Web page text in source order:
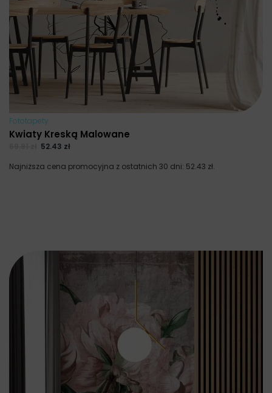
Fototapety
Kwiaty Kreską Malowane
52.43 zł
Najniższa cena promocyjna z ostatnich 30 dni: 52.43 zł.